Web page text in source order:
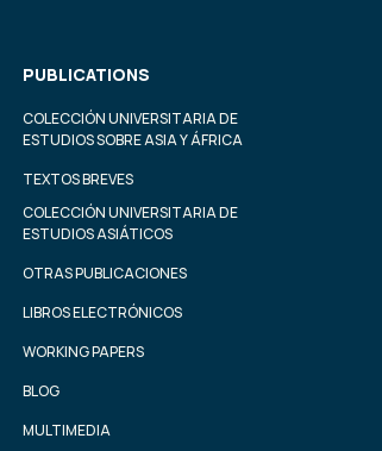
PUBLICATIONS
COLECCIÓN UNIVERSITARIA DE
ESTUDIOS SOBRE ASIA Y ÁFRICA
TEXTOS BREVES
COLECCIÓN UNIVERSITARIA DE
ESTUDIOS ASIÁTICOS
OTRAS PUBLICACIONES
LIBROS ELECTRÓNICOS
WORKING PAPERS
BLOG
MULTIMEDIA